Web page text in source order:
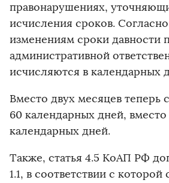
правонарушениях,
исчисления сроков.
изменениям сроки давности
административной
исчисляются в календарных
Вместо двух месяцев теперь
60 календарных дней,
календарных дней.
Также, статья 4.5 КоАП РФ
1.1, в соответствии с которой